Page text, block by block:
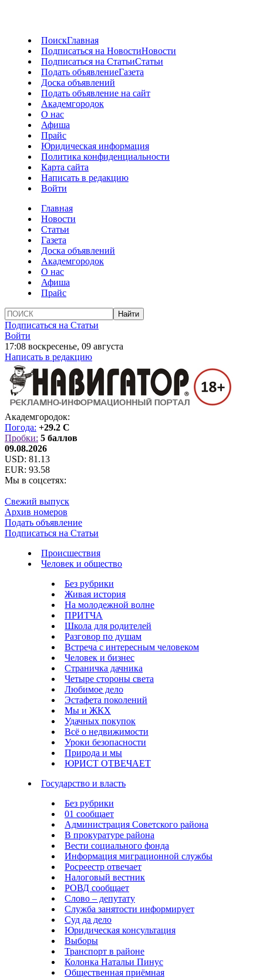
ПоискГлавная
Подписаться на НовостиНовости
Подписаться на СтатьиСтатьи
Подать объявлениеГазета
Доска объявлений
Подать объявление на сайт
Академгородок
О нас
Афиша
Прайс
Юридическая информация
Политика конфиденциальности
Карта сайта
Написать в редакцию
Войти
Главная
Новости
Статьи
Газета
Доска объявлений
Академгородок
О нас
Афиша
Прайс
Подписаться на Статьи
Войти
17:08 воскресенье, 09 августа
Написать в редакцию
Академгородок:
Погода: +29.2 C
Пробки: 5 баллов
09.08.2026
USD: 81.13
EUR: 93.58
Мы в соцсетях:
Свежий выпуск
Архив номеров
Подать объявление
Подписаться на Статьи
Происшествия
Человек и общество
Без рубрики
Живая история
На молодежной волне
ПРИТЧА
Школа для родителей
Разговор по душам
Встреча с интересным человеком
Человек и бизнес
Страничка дачника
Четыре стороны света
Любимое дело
Эстафета поколений
Мы и ЖКХ
Удачных покупок
Всё о недвижимости
Уроки безопасности
Природа и мы
ЮРИСТ ОТВЕЧАЕТ
Государство и власть
Без рубрики
01 сообщает
Администрация Советского района
В прокуратуре района
Вести социального фонда
Информация миграционной службы
Росреестр отвечает
Налоговый вестник
РОВД сообщает
Слово – депутату
Служба занятости информирует
Суд да дело
Юридическая консультация
Выборы
Транспорт в районе
Колонка Натальи Пинус
Общественная приёмная